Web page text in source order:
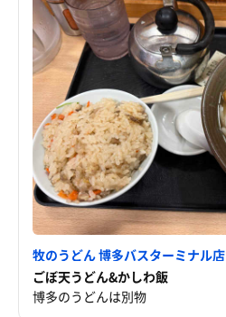
牧のうどん 博多バスターミナル店
ごぼ天うどん&かしわ飯
博多のうどんは別物